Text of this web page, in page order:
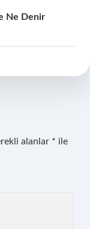
Ne Denir
alanlar * ile